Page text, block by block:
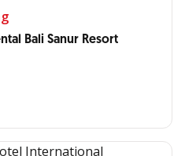
Bali Sanur Resort